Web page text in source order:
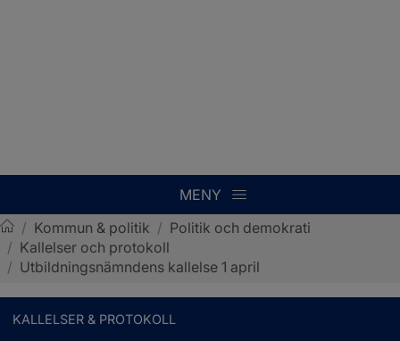
MENY
Sotenäs kommun
/ Kommun & politik / Politik och demokrati
/ Kallelser och protokoll
/ Utbildningsnämndens kallelse 1 april
KALLELSER & PROTOKOLL